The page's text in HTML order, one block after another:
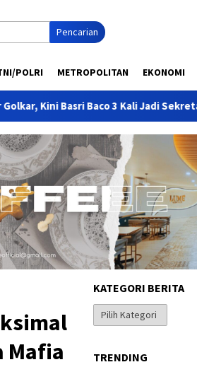
Pencarian
POLRI METROPOLITAN EKONOMI
3 Kali Jadi Sekretaris hingga Jadi Elite
Mafia
KATEGORI BERITA
Kategori
Berita
TRENDING